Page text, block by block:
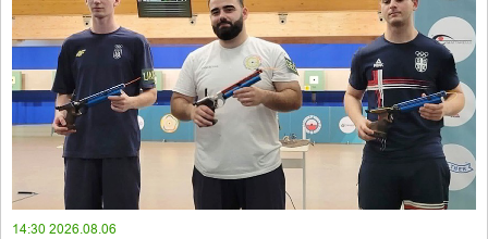
14:30 2026.08.06